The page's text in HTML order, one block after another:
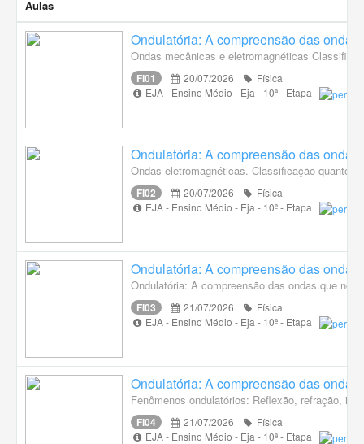
Aulas
Ondulatória: A compreensão das
Ondas mecânicas e eletromagnéticas
FI01 20/07/2026
Física
EJA - Ensino Médio - Eja - 10ª - Etapa
Ondulatória: A compreensão das
Ondas eletromagnéticas. Classificação quanto
FI02 20/07/2026
Física
EJA - Ensino Médio - Eja - 10ª - Etapa
Ondulatória: A compreensão das
Ondulatória: A compreensão das ondas que nos
FI03 21/07/2026
Física
EJA - Ensino Médio - Eja - 10ª - Etapa
Ondulatória: A compreensão das
Fenômenos ondulatórios: Reflexão, refração,
FI04 21/07/2026
Física
EJA - Ensino Médio - Eja - 10ª - Etapa